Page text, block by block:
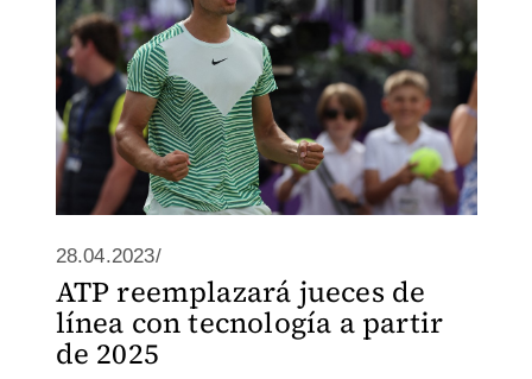
28.04.2023/
ATP reemplazará jueces de
línea con tecnología a partir
de 2025